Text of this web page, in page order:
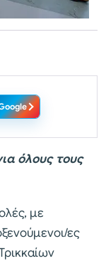
όλους τους
με
ες